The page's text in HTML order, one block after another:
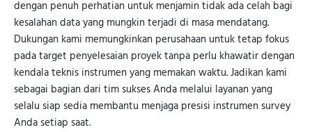
dengan penuh perhatian untuk menjamin tidak ada celah bagi
kesalahan data yang mungkin terjadi di masa mendatang.
Dukungan kami memungkinkan perusahaan untuk tetap fokus
pada target penyelesaian proyek tanpa perlu khawatir dengan
kendala teknis instrumen yang memakan waktu. Jadikan kami
sebagai bagian dari tim sukses Anda melalui layanan yang
selalu siap sedia membantu menjaga presisi instrumen survey
Anda setiap saat.